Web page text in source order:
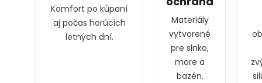
Komfort po kúpaní
aj počas horúcich
letných dní.
Materiály
vytvorené
pre slnko,
more a
bazén.